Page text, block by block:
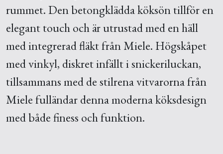
rummet. Den betongklädda köksön tillför en
elegant touch och är utrustad med en häll
med integrerad fläkt från Miele. Högskåpet
med vinkyl, diskret infällt i snickeriluckan,
tillsammans med de stilrena vitvarorna från
Miele fulländar denna moderna köksdesign
med både finess och funktion.